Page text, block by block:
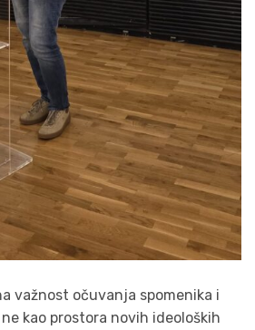
važnost očuvanja spomenika i
kao prostora novih ideoloških